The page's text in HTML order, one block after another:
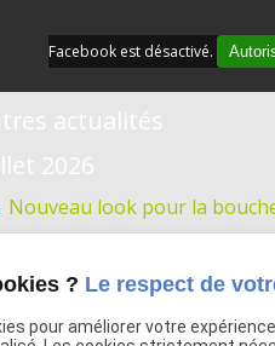
Facebook est désactivé.
actualités
2026
Nouveau look pour la
Enseigne lumineuse pour
Logo intérieur pour Roxane
Enseigne lumineuse à
Nouveau propriétaire à
? Le respect de
pour améliorer votre